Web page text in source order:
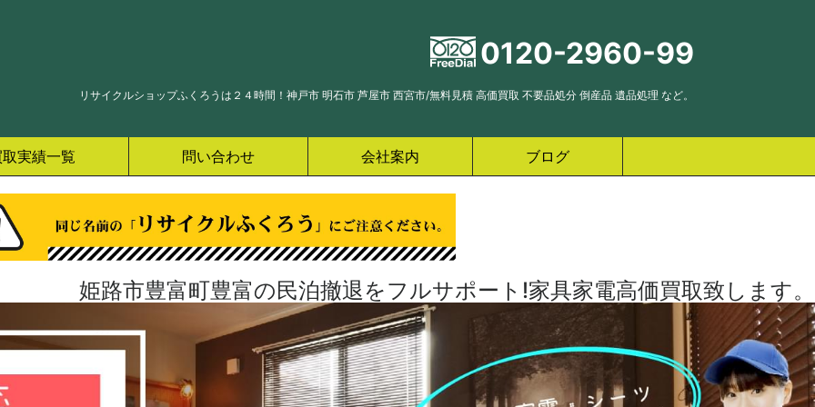
0120-2960-99
リサイクルショップふくろうは２４時間！神戸市 明石市 芦屋市 西宮市/無料見積 高価買取 不要品処分 倒産品 遺品処理 など。
実績一覧 問い合わせ 会社案内 ブログ
姫路市豊富町豊富の民泊撤退をフルサポート!家具家電高価買取致します。